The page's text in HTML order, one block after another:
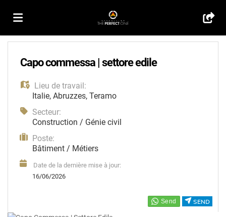
Emplois
Déposez
SEND
Capo commessa | settore edile
Lieu de travail:
Italie, Abruzzes, Teramo
Secteur:
Construction / Génie civil
Poste:
Bâtiment / Métiers
Date de la dernière mise à jour:
16/06/2026